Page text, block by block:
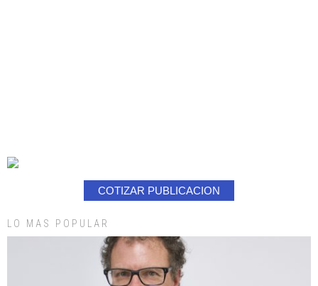
COTIZAR PUBLICACION
LO MAS POPULAR